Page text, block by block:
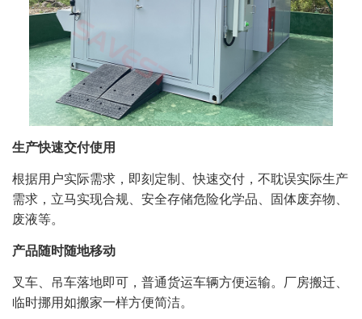
生产快速交付使用
根据用户实际需求，即刻定制、快速交付，不耽误实际生产
需求，立马实现合规、安全存储危险化学品、固体废弃物、
废液等。
产品随时随地移动
叉车、吊车落地即可，普通货运车辆方便运输。厂房搬迁、
临时挪用如搬家一样方便简洁。